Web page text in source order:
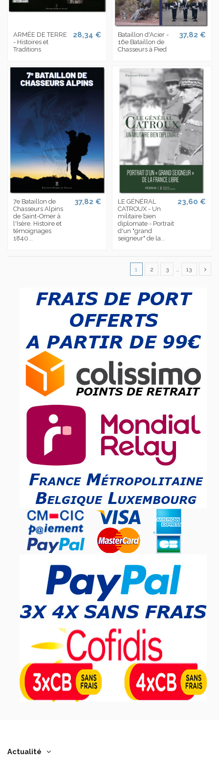
ARMÉE DE TERRE
- Histoires et
Traditions
28,34 €
Bataillon d'Acier -
16e Bataillon de
Chasseurs à Pied
37,82 €
7e Bataillon de
Chasseurs Alpins
de Saint-Omer à
l'Isère. Histoire et
témoignages
1840...
37,82 €
LE GÉNÉRAL
CATROUX - Un
militaire bien
diplomate - Portrait
d'un "grand
seigneur" de la...
23,60 €
1 2 3 13
Actualité